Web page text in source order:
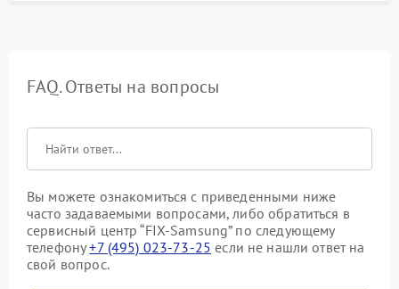
FAQ. Ответы на вопросы
Вы можете ознакомиться с приведенными ниже
часто задаваемыми вопросами, либо обратиться в
сервисный центр “FIX-Samsung” по следующему
телефону+7 (495) 023-73-25 если не нашли ответ на
свой вопрос.